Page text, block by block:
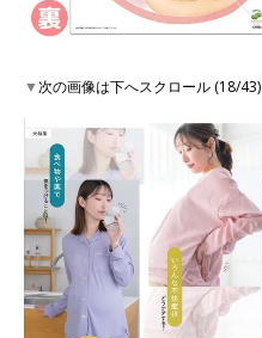
▼次の画像は下へスクロール (18/43)